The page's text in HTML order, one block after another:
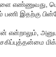
எண்ணுவது,
இதற்கு
என்றாலும்,